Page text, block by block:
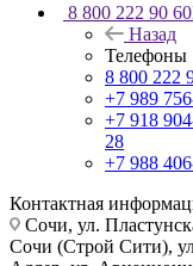
8 800 222 90 60
Назад
Телефоны
8 800 222
+7 989
+7 918
28
+7 988
Контактная
Сочи, ул.
Сочи (Строй Сити),